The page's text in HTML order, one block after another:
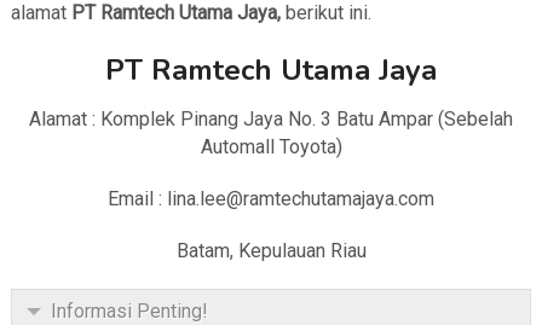
alamat PT Ramtech Utama Jaya, berikut ini.
PT Ramtech Utama Jaya
Alamat : Komplek Pinang Jaya No. 3 Batu Ampar (Sebelah
Automall Toyota)
Email : lina.lee@ramtechutamajaya.com
Batam, Kepulauan Riau
Informasi Penting!